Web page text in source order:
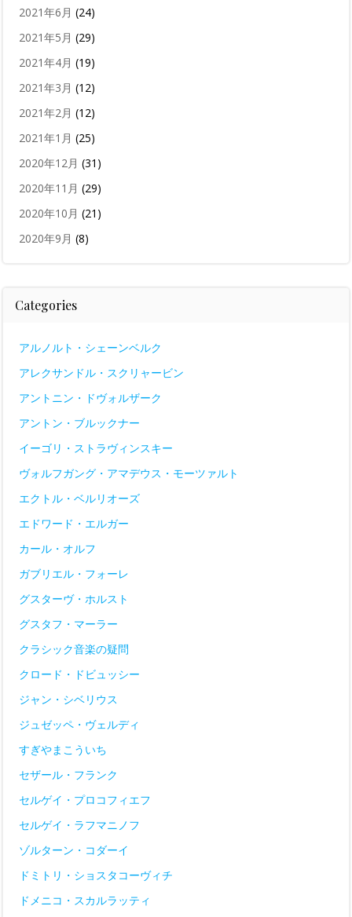
2021年6月 (24)
2021年5月 (29)
2021年4月 (19)
2021年3月 (12)
2021年2月 (12)
2021年1月 (25)
2020年12月 (31)
2020年11月 (29)
2020年10月 (21)
2020年9月 (8)
Categories
アルノルト・シェーンベルク
アレクサンドル・スクリャービン
アントニン・ドヴォルザーク
アントン・ブルックナー
イーゴリ・ストラヴィンスキー
ヴォルフガング・アマデウス・モーツァルト
エクトル・ベルリオーズ
エドワード・エルガー
カール・オルフ
ガブリエル・フォーレ
グスターヴ・ホルスト
グスタフ・マーラー
クラシック音楽の疑問
クロード・ドビュッシー
ジャン・シベリウス
ジュゼッペ・ヴェルディ
すぎやまこういち
セザール・フランク
セルゲイ・プロコフィエフ
セルゲイ・ラフマニノフ
ゾルターン・コダーイ
ドミトリ・ショスタコーヴィチ
ドメニコ・スカルラッティ